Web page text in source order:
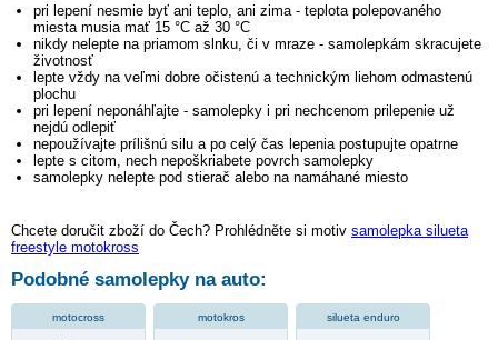
pri lepení nesmie byť ani teplo, ani zima - teplota polepovaného
miesta musia mať 15 °C až 30 °C
nikdy nelepte na priamom slnku, či v mraze - samolepkám skracujete
životnosť
lepte vždy na veľmi dobre očistenú a technickým liehom odmastenú
plochu
pri lepení neponáhľajte - samolepky i pri nechcenom prilepenie už
nejdú odlepiť
nepoužívajte prílišnú silu a po celý čas lepenia postupujte opatrne
lepte s citom, nech nepoškriabete povrch samolepky
samolepky nelepte pod stierač alebo na namáhané miesto
Chcete doručit zboží do Čech? Prohlédněte si motiv samolepka silueta
freestyle motokross
Podobné samolepky na auto:
motocross motokros silueta enduro